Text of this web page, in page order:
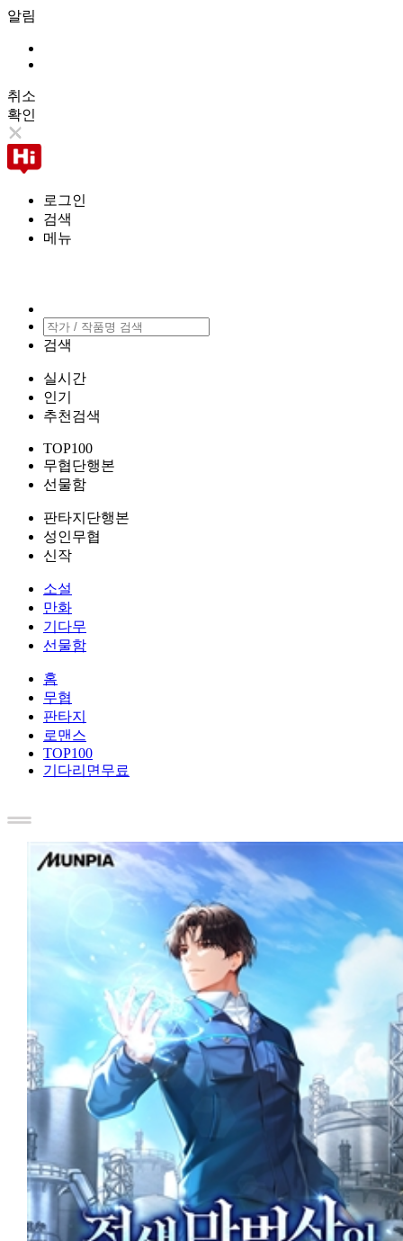
알림
취소
확인
로그인
검색
메뉴
검색
실시간
인기
추천검색
TOP100
무협단행본
선물함
판타지단행본
성인무협
신작
소설
만화
기다무
선물함
홈
무협
판타지
로맨스
TOP100
기다리면무료